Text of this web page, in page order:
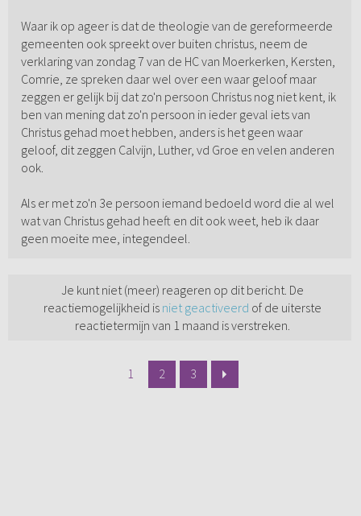
Waar ik op ageer is dat de theologie van de gereformeerde
gemeenten ook spreekt over buiten christus, neem de
verklaring van zondag 7 van de HC van Moerkerken, Kersten,
Comrie, ze spreken daar wel over een waar geloof maar
zeggen er gelijk bij dat zo'n persoon Christus nog niet kent, ik
ben van mening dat zo'n persoon in ieder geval iets van
Christus gehad moet hebben, anders is het geen waar
geloof, dit zeggen Calvijn, Luther, vd Groe en velen anderen
ook.
Als er met zo'n 3e persoon iemand bedoeld word die al wel
wat van Christus gehad heeft en dit ook weet, heb ik daar
geen moeite mee, integendeel.
Je kunt niet (meer) reageren op dit bericht. De
reactiemogelijkheid is niet geactiveerd of de uiterste
reactietermijn van 1 maand is verstreken.
1 2 3